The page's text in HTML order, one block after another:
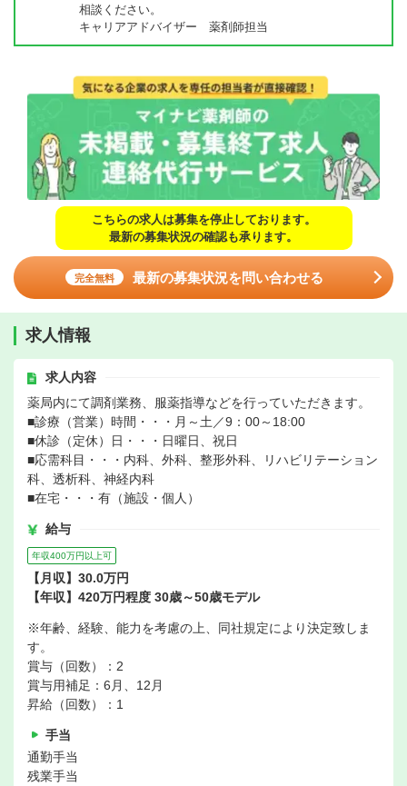
相談ください。
キャリアアドバイザー 薬剤師担当
こちらの求人は募集を停止しております。
最新の募集状況の確認も承ります。
完全無料 最新の募集状況を問い合わせる
求人情報
求人内容
薬局内にて調剤業務、服薬指導などを行っていただきます。
■診療（営業）時間・・・月～土／9：00～18:00
■休診（定休）日・・・日曜日、祝日
■応需科目・・・内科、外科、整形外科、リハビリテーション
科、透析科、神経内科
■在宅・・・有（施設・個人）
給与
年収400万円以上可
【月収】30.0万円
【年収】420万円程度 30歳～50歳モデル
※年齢、経験、能力を考慮の上、同社規定により決定致しま
す。
賞与（回数）：2
賞与用補足：6月、12月
昇給（回数）：1
手当
通勤手当
残業手当